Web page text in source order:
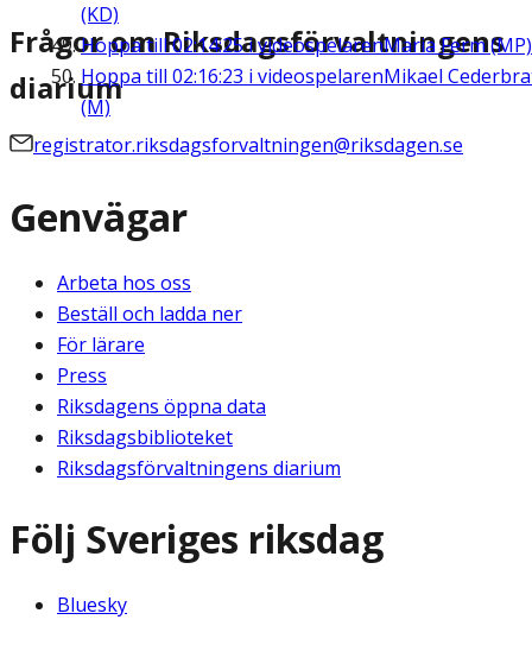
(KD)
Hoppa till02:14:25i videospelarenMaria Ferm (MP)
Hoppa till 02:16:23 i videospelarenMikael
(M)
Frågor om Riksdagsförvaltningens
diarium
registrator.riksdagsforvaltningen@riksdagen.se
Genvägar
Arbeta hos oss
Beställ och ladda ner
För lärare
Press
Riksdagens öppna data
Riksdagsbiblioteket
Riksdagsförvaltningens diarium
Följ Sveriges riksdag
Bluesky